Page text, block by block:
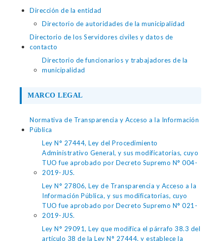
Dirección de la entidad
Directorio de autoridades de la municipalidad
Directorio de los Servidores civiles y datos de
contacto
Directorio de funcionarios y trabajadores de la
municipalidad
MARCO LEGAL
Normativa de Transparencia y Acceso a la Información
Pública
Ley N° 27444, Ley del Procedimiento
Administrativo General, y sus modificatorias, cuyo
TUO fue aprobado por Decreto Supremo N° 004-
2019-JUS.
Ley N° 27806, Ley de Transparencia y Acceso a la
Información Pública, y sus modificatorias, cuyo
TUO fue aprobado por Decreto Supremo N° 021-
2019-JUS.
Ley N° 29091, Ley que modifica el párrafo 38.3 del
artículo 38 de la Ley N° 27444, y establece la